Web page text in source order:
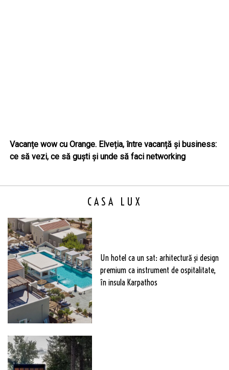
Vacanțe wow cu Orange. Elveția, între vacanță și business:
ce să vezi, ce să guști și unde să faci networking
CASA LUX
Un hotel ca un sat: arhitectură și design
premium ca instrument de ospitalitate,
în insula Karpathos